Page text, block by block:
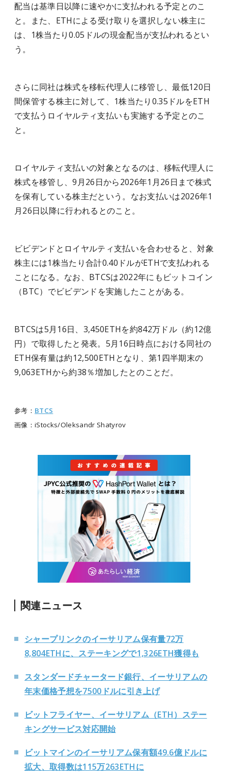
配当は基準日以降に速やかに支払われる予定とのこ
と。また、ETHによる受け取りを選択しない株主に
は、1株当たり0.05ドルの現金配当が支払われるとい
う。
さらに同社は株式を移転代理人に移管し、最低120日
間保管する株主に対して、1株当たり0.35ドルをETH
で支払うロイヤルティ支払いも実施する予定とのこ
と。
ロイヤルティ支払いの対象となるのは、移転代理人に
株式を移管し、9月26日から2026年1月26日まで株式
を保有している株主だという。なお支払いは2026年1
月26日以降に行われるとのこと。
ビビデンドとロイヤルティ支払いを合わせると、対象
株主には1株当たり合計0.40ドルがETHで支払われる
ことになる。なお、BTCSは2022年にもビットコイン
（BTC）でビビデンドを実施したことがある。
BTCSは5月16日、3,450ETHを約842万ドル（約12億
円）で取得したと発表。5月16日時点における同社の
ETH保有量は約12,500ETHとなり、第1四半期末の
9,063ETHから約38％増加したとのことだ。
参考： BTCS
画像：iStocks/Oleksandr Shatyrov
関連ニュース
シャープリンクのイーサリアム保有量72万
8,804ETHに、ステーキングで1,326ETH獲得も
スタンダードチャータード銀行、イーサリアムの
年末価格予想を7500ドルに引き上げ
ビットフライヤー、イーサリアム（ETH）ステー
キングサービス対応開始
ビットマインのイーサリアム保有額49.6億ドルに
拡大、取得数は115万263ETHに